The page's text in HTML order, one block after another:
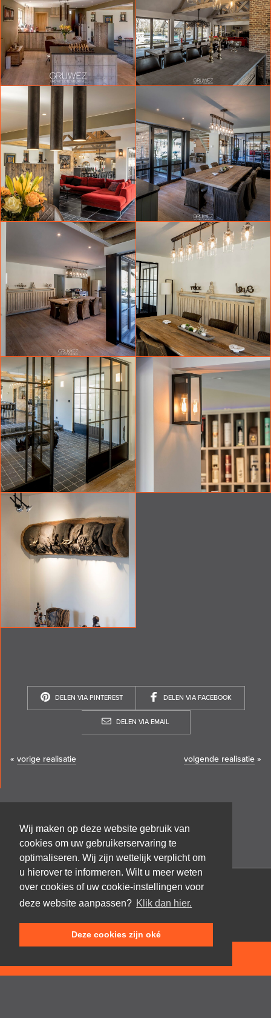
Wij maken op deze website gebruik van
cookies om uw gebruikerservaring te
optimaliseren. Wij zijn wettelijk verplicht om
u hierover te informeren. Wilt u meer weten
over cookies of uw cookie-instellingen voor
deze website aanpassen? Klik dan hier.
Deze cookies zijn oké
DELEN VIA PINTEREST DELEN VIA FACEBOOK
DELEN VIA EMAIL
« vorige realisatie volgende realisatie »
Architectenbureau Frank GRUWEZ bvba
9700 Oudenaarde
T +32 (0)55 45 53 63
Speldenstraat 10